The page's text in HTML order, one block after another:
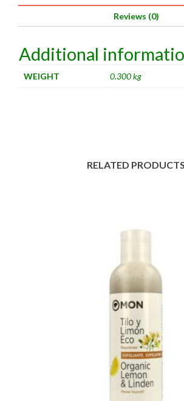
Reviews (0)
Additional
WEIGHT 0.300 kg
RELATED PRODUCTS